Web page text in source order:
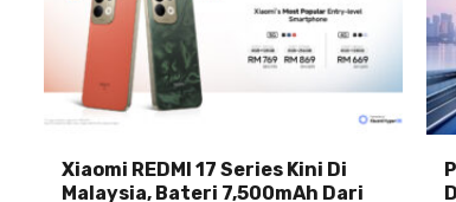
Xiaomi REDMI 17 Series Kini Di
Malaysia, Bateri 7,500mAh Dari